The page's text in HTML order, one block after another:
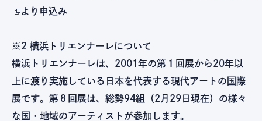
より申込み
※2 横浜トリエンナーレについて
横浜トリエンナーレは、2001年の第１回展から20年以
上に渡り実施している日本を代表する現代アートの国際
展です。第８回展は、総勢94組（2月29日現在）の様々
な国・地域のアーティストが参加します。